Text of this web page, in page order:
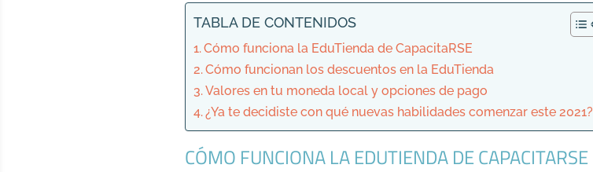
TABLA DE CONTENIDOS
Cómo funciona la EduTienda de CapacitaRSE
Cómo funcionan los descuentos en la EduTienda
Valores en tu moneda local y opciones de pago
¿Ya te decidiste con qué nuevas habilidades comenzar este 2021?
CÓMO FUNCIONA LA EDUTIENDA DE CAPACITARSE